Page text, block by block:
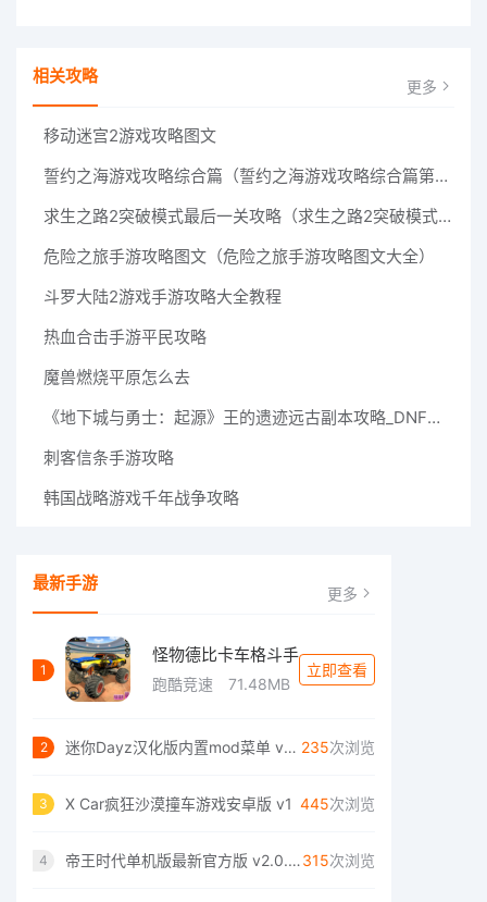
相关攻略 更多
移动迷宫2游戏攻略图文
誓约之海游戏攻略综合篇（誓约之海游戏攻略综合篇第二章）
求生之路2突破模式最后一关攻略（求生之路2突破模式最后一关攻略视频）
危险之旅手游攻略图文（危险之旅手游攻略图文大全）
斗罗大陆2游戏手游攻略大全教程
热血合击手游平民攻略
魔兽燃烧平原怎么去
《地下城与勇士：起源》王的遗迹远古副本攻略_DNF王的遗迹远古副本怎么打
刺客信条手游攻略
韩国战略游戏千年战争攻略
最新手游 更多
1
怪物德比卡车格斗手
跑酷竞速 71.48MB
立即查看
2 迷你Dayz汉化版内置mod菜单 v1.4.1 235次浏览
3 X Car疯狂沙漠撞车游戏安卓版 v1 445次浏览
4 帝王时代单机版最新官方版 v2.0.42 315次浏览